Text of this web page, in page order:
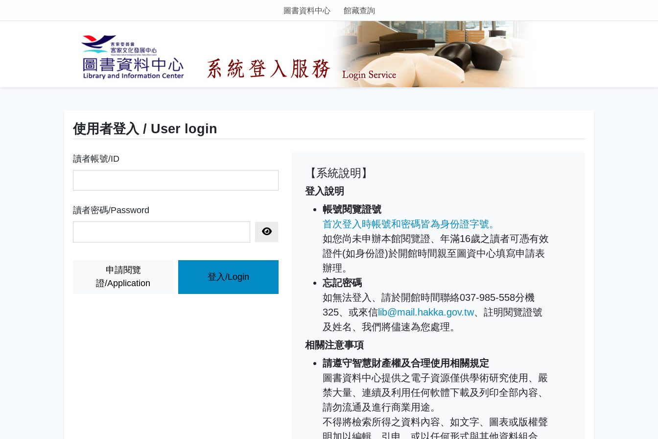
圖書資料中心 館藏查詢
使用者登入 / User login
讀者帳號/ID
讀者密碼/Password
顯示密碼
申請閱覽
證/Application
登入/Login
【系統說明】
登入說明
帳號閱覽證號
首次登入時帳號和密碼皆為身份證字號。
如您尚未申辦本館閱覽證、年滿16歲之讀者可憑有效
證件(如身份證)於開館時間親至圖資中心填寫申請表
辦理。
忘記密碼
如無法登入、請於開館時間聯絡037-985-558分機
325、或來信lib@mail.hakka.gov.tw、註明閱覽證號
及姓名、我們將儘速為您處理。
相關注意事項
請遵守智慧財產權及合理使用相關規定
圖書資料中心提供之電子資源僅供學術研究使用、嚴
禁大量、連續及利用任何軟體下載及列印全部內容、
請勿流通及進行商業用途。
不得將檢索所得之資料內容、如文字、圖表或版權聲
明加以編輯、引申、或以任何形式與其他資料組合、